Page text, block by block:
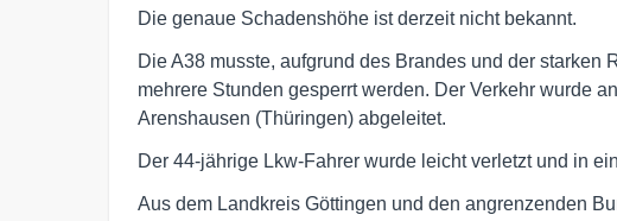
Die genaue Schadenshöhe ist derzeit nicht bekannt.
Die A38 musste, aufgrund des Brandes und der starken
mehrere Stunden gesperrt werden. Der Verkehr wurde
Arenshausen (Thüringen) abgeleitet.
Der 44-jährige Lkw-Fahrer wurde leicht verletzt und in
Aus dem Landkreis Göttingen und den angrenzenden